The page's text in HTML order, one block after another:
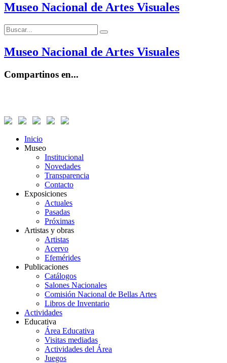
Museo Nacional de Artes Visuales
Buscar:
Buscar
Museo Nacional de Artes Visuales
Compartinos en...
Inicio
Museo
Institucional
Novedades
Transparencia
Contacto
Exposiciones
Actuales
Pasadas
Próximas
Artistas y obras
Artistas
Acervo
Efemérides
Publicaciones
Catálogos
Salones Nacionales
Comisión Nacional de Bellas Artes
Libros de Inventario
Actividades
Educativa
Área Educativa
Visitas mediadas
Actividades del Área
Juegos